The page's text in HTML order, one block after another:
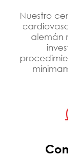
Nuestro
alemán